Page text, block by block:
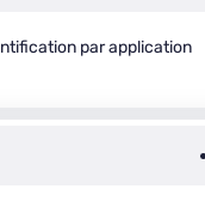
par application